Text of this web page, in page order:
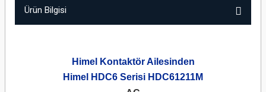
Ürün Bilgisi
Himel Kontaktör Ailesinden
Himel HDC6 Serisi HDC61211M